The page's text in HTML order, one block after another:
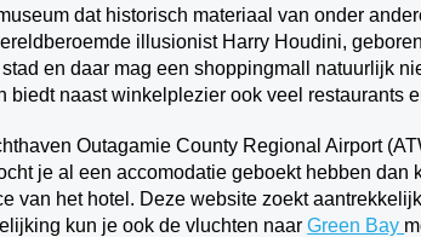
dat historisch materiaal van onder
illusionist Harry Houdini,
en daar mag een shoppingmall natuurlijk
biedt naast winkelplezier ook veel restaurants
Outagamie County Regional Airport
je al een accomodatie geboekt hebben dan
van het hotel. Deze website zoekt
kun je ook de vluchten naarGreen Bay